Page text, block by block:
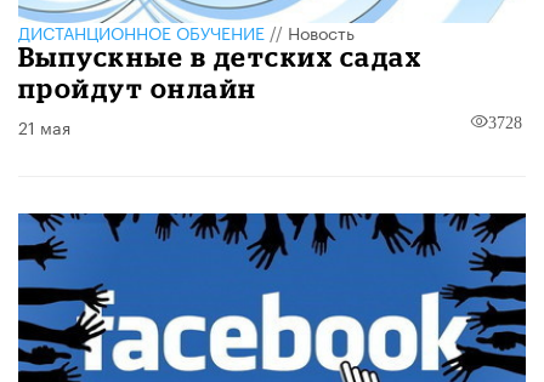
ДИСТАНЦИОННОЕ ОБУЧЕНИЕ // Новость
Выпускные в детских садах
пройдут онлайн
21 мая 3728